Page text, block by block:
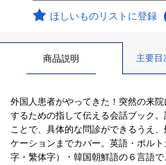
ほしいものリストに登録
商品説明 主要目
外国人患者がやってきた！突然の来
するための指して伝える会話ブック
ことで、具体的な問診ができるうえ
ケーションまでカバー。英語・ポル
字・繁体字）・韓国朝鮮語の６言語